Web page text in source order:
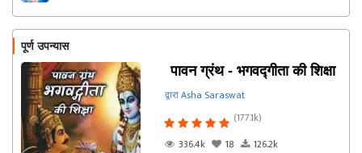
पूर्ण उपन्यास
पावन ग्रंथ - भगवद्गीता की शिक्षा
द्वारा Asha Saraswat
(177.1k)
336.4k
18 126.2k